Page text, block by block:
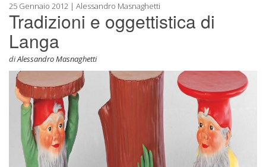
25 Gennaio 2012 | Alessandro Masnaghetti
Tradizioni e oggettistica di
Langa
diAlessandro Masnaghetti